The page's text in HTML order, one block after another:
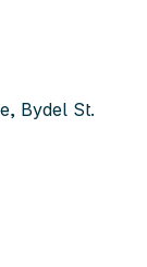
Bydel St.